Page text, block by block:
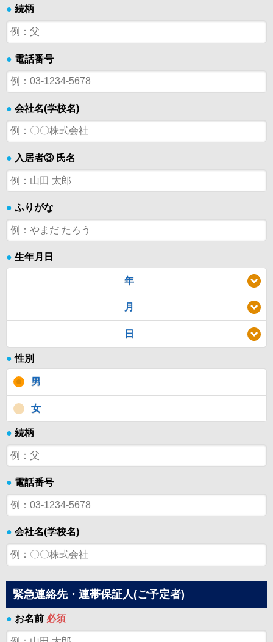
● 続柄
● 電話番号
● 会社名(学校名)
● 入居者③ 氏名
● ふりがな
● 生年月日
年
月
日
● 性別
男
女
● 続柄
● 電話番号
● 会社名(学校名)
緊急連絡先・連帯保証人(ご予定者)
● お名前 必須